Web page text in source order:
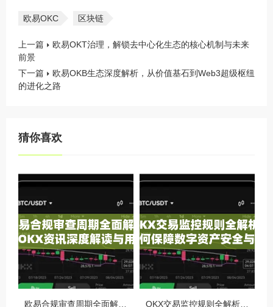
欧易OKC 区块链
上一篇
欧易OKT治理，解锁去中心化生态的核心机制与未来
前景
下一篇
欧易OKB生态深度解析，从价值基石到Web3超级枢纽
的进化之路
猜你喜欢